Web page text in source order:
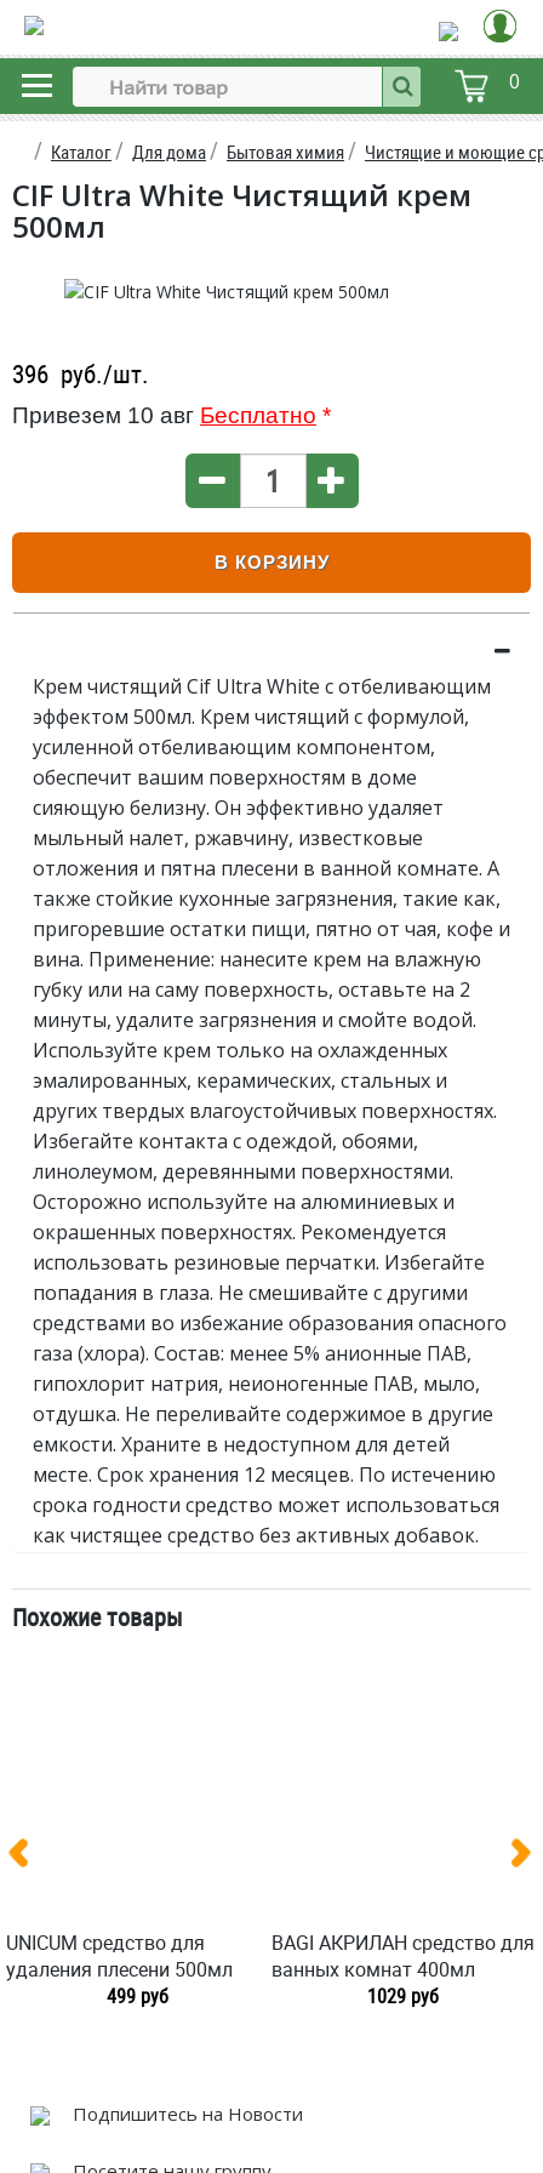
0
Каталог Для дома Бытовая химия Чистящие и моющие
CIF Ultra White Чистящий крем
500мл
396 руб./шт.
Привезем 10 авг Бесплатно *
В КОРЗИНУ
Крем чистящий Cif Ultra White с отбеливающим
эффектом 500мл. Крем чистящий с формулой,
усиленной отбеливающим компонентом,
обеспечит вашим поверхностям в доме
сияющую белизну. Он эффективно удаляет
мыльный налет, ржавчину, известковые
отложения и пятна плесени в ванной комнате. А
также стойкие кухонные загрязнения, такие как,
пригоревшие остатки пищи, пятно от чая, кофе и
вина. Применение: нанесите крем на влажную
губку или на саму поверхность, оставьте на 2
минуты, удалите загрязнения и смойте водой.
Используйте крем только на охлажденных
эмалированных, керамических, стальных и
других твердых влагоустойчивых поверхностях.
Избегайте контакта с одеждой, обоями,
линолеумом, деревянными поверхностями.
Осторожно используйте на алюминиевых и
окрашенных поверхностях. Рекомендуется
использовать резиновые перчатки. Избегайте
попадания в глаза. Не смешивайте с другими
средствами во избежание образования опасного
газа (хлора). Состав: менее 5% анионные ПАВ,
гипохлорит натрия, неионогенные ПАВ, мыло,
отдушка. Не переливайте содержимое в другие
емкости. Храните в недоступном для детей
месте. Срок хранения 12 месяцев. По истечению
срока годности средство может использоваться
как чистящее средство без активных добавок.
Похожие товары
UNICUM средство для
удаления плесени 500мл
499 руб
BAGI АКРИЛАН средство для
ванных комнат 400мл
1029 руб
Подпишитесь на Новости